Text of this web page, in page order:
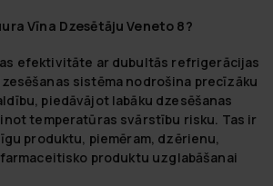
Vīna Dzesētāju Veneto 8?
efektivitāte ar dubultās refrigerācijas
sistēma nodrošina precīzāku
piedāvājot labāku dzesēšanas
temperatūras svārstību risku. Tas ir
produktu, piemēram, dzērienu,
produktu uzglabāšanai